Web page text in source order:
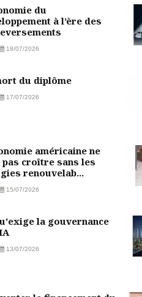
du
à l’ère des
18/07/2026
du diplôme
17/07/2026
américaine ne
pas croître sans les
renouvelab...
15/07/2026
la gouvernance
13/07/2026